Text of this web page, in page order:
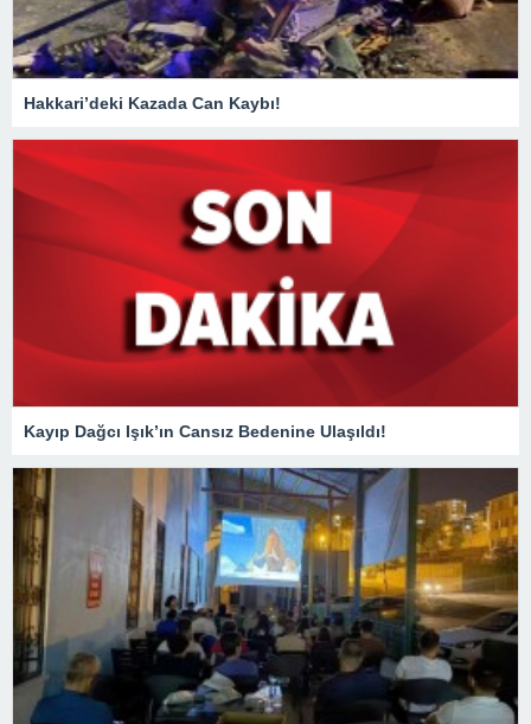
Hakkari’deki Kazada Can Kaybı!
Kayıp Dağcı Işık’ın Cansız Bedenine Ulaşıldı!